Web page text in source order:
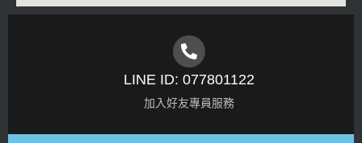
LINE ID: 077801122
加入好友專員服務